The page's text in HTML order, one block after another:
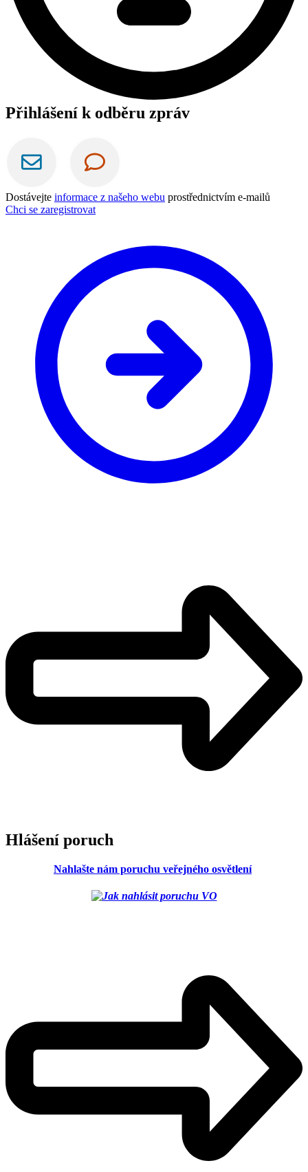
Přihlášení k odběru zpráv
Dostávejte informace z našeho webu prostřednictvím e-mailů
Chci se zaregistrovat
Hlášení poruch
Nahlašte nám poruchu veřejného osvětlení